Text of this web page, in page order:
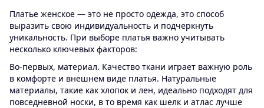
Платье женское — это не просто одежда, это способ
выразить свою индивидуальность и подчеркнуть
уникальность. При выборе платья важно учитывать
несколько ключевых факторов:
Во-первых, материал. Качество ткани играет важную роль
в комфорте и внешнем виде платья. Натуральные
материалы, такие как хлопок и лен, идеально подходят для
повседневной носки, в то время как шелк и атлас лучше